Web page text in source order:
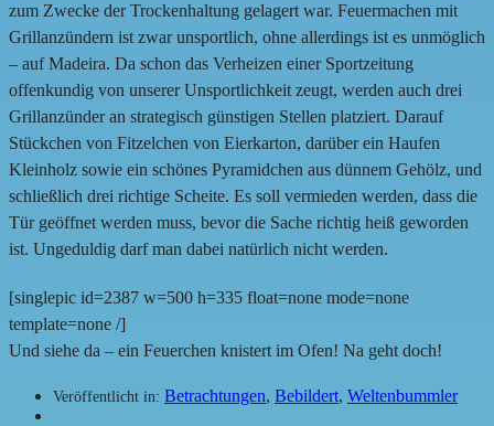
zum Zwecke der Trockenhaltung gelagert war. Feuermachen mit
Grillanzündern ist zwar unsportlich, ohne allerdings ist es unmöglich
– auf Madeira. Da schon das Verheizen einer Sportzeitung
offenkundig von unserer Unsportlichkeit zeugt, werden auch drei
Grillanzünder an strategisch günstigen Stellen platziert. Darauf
Stückchen von Fitzelchen von Eierkarton, darüber ein Haufen
Kleinholz sowie ein schönes Pyramidchen aus dünnem Gehölz, und
schließlich drei richtige Scheite. Es soll vermieden werden, dass die
Tür geöffnet werden muss, bevor die Sache richtig heiß geworden
ist. Ungeduldig darf man dabei natürlich nicht werden.
[singlepic id=2387 w=500 h=335 float=none mode=none
template=none /]
Und siehe da – ein Feuerchen knistert im Ofen! Na geht doch!
Veröffentlicht in: Betrachtungen, Bebildert, Weltenbummler